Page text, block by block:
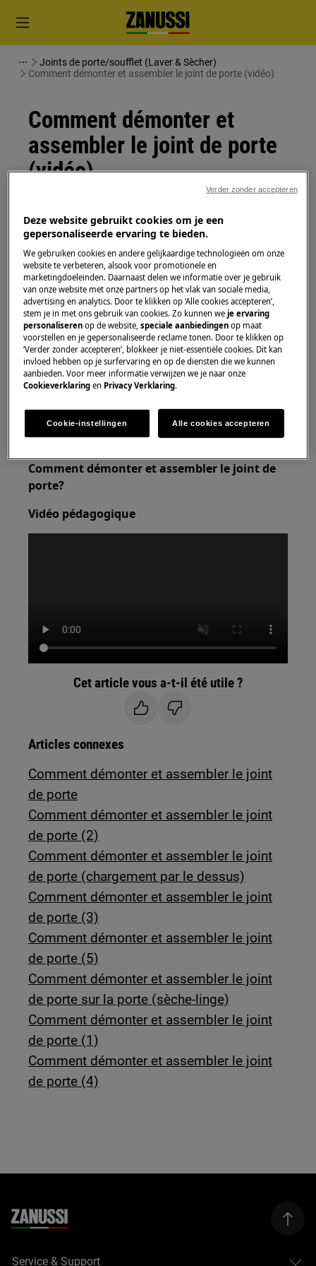
Joints de porte/soufflet (Laver & Sècher)
Comment démonter et assembler le joint de porte (vidéo)
Comment démonter et
assembler le joint de porte
(vidéo)
Avant toute opération de maintenance, éteignez
l'appareil et débranchez la fiche secteur de laprise.
Faites toujours attention lorsque vous déplacez des
appareils, pour les appareils lourds, il faut deux
personnes pour le déplacer.
Utilisez toujours des gants de sécurité et des
chaussures fermées.
Veuillez noter que l'auto-réparation ou la réparation
non professionnelle peut avoir des conséquences sur
la sécurité si elle n'est pas effectuée correctement.
Comment démonter et assembler le joint de
porte?
Vidéo pédagogique
Cet article vous a-t-il été utile ?
Articles connexes
Comment démonter et assembler le joint
de porte
Comment démonter et assembler le joint
de porte (2)
Comment démonter et assembler le joint
de porte (chargement par le dessus)
Comment démonter et assembler le joint
de porte (3)
Comment démonter et assembler le joint
de porte (5)
Comment démonter et assembler le joint
de porte sur la porte (sèche-linge)
Comment démonter et assembler le joint
de porte (1)
Comment démonter et assembler le joint
de porte (4)
Service & Support
Deze website gebruikt cookies om je een
gepersonaliseerde ervaring te bieden.
We gebruiken cookies en andere gelijkaardige technologieën om onze
website te verbeteren, alsook voor promotionele en
marketingdoeleinden. Daarnaast delen we informatie over je gebruik
van onze website met onze partners op het vlak van sociale media,
advertising en analytics. Door te klikken op ‘Alle cookies accepteren’,
stem je in met ons gebruik van cookies. Zo kunnen weje ervaring
personaliseren op de website,speciale aanbiedingen op maat
voorstellen en je gepersonaliseerde reclame tonen. Door te klikken op
‘Verder zonder accepteren’, blokkeer je niet-essentiële cookies. Dit kan
invloed hebben op je surfervaring en op de diensten die we kunnen
aanbieden. Voor meer informatie verwijzen we je naar onze
Cookieverklaring en Privacy Verklaring.
Cookie-instellingen Alle cookies accepteren
Verder zonder accepteren